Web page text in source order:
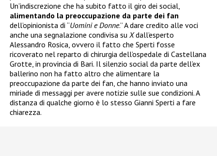
Un’indiscrezione che ha subito fatto il giro dei social,
alimentando la preoccupazione da parte dei fan
dell’opinionista di “Uomini e Donne.” A dare credito alle voci
anche una segnalazione condivisa su Xdall’esperto
Alessandro Rosica, ovvero il fatto che Sperti fosse
ricoverato nel reparto di chirurgia dell’ospedale di Castellana
Grotte, in provincia di Bari. Il silenzio social da parte dell’ex
ballerino non ha fatto altro che alimentare la
preoccupazione da parte dei fan, che hanno inviato una
miriade di messaggi per avere notizie sulle sue condizioni. A
distanza di qualche giorno è lo stesso Gianni Sperti a fare
chiarezza.